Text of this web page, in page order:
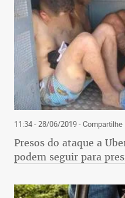
11:34 - 28/06/2019- Compartilhe
Presos do ataque a
podem seguir para